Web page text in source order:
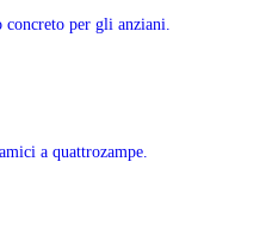
concreto per gli anziani.
a quattrozampe.